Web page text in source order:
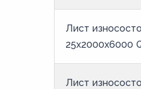
Лист
25x2000x6000
Лист